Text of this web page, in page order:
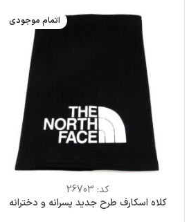
اتمام موجودی
کد: 26703
کلاه اسکارف طرح جدید پسرانه و دخترانه